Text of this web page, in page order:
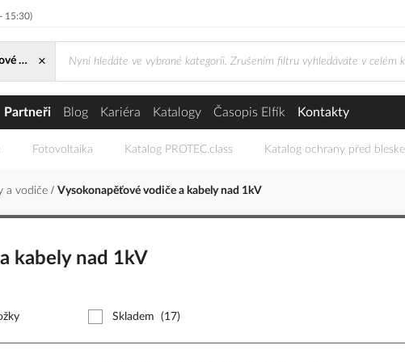
15:30)
vodiče a kabely nad 1kV
×
Partneři Blog Kariéra Katalogy Časopis Elfík Kontakty
Fotovoltaika Katalog PROTEC.class Katalog ochrany před
a vodiče Vysokonapěťové vodiče a kabely nad 1kV
kabely nad 1kV
Skladem (17)